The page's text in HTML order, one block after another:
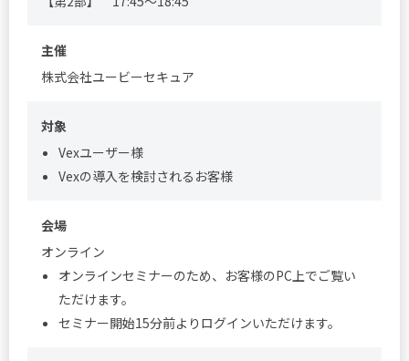
主催
株式会社ユービーセキュア
対象
Vexユーザー様
Vexの導入を検討されるお客様
会場
オンライン
オンラインセミナーのため、お客様のPC上でご覧い
ただけます。
セミナー開始15分前よりログインいただけます。